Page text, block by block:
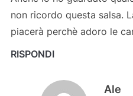
non ricordo questa salsa.
piacerà perchè adoro le
RISPONDI
Ale